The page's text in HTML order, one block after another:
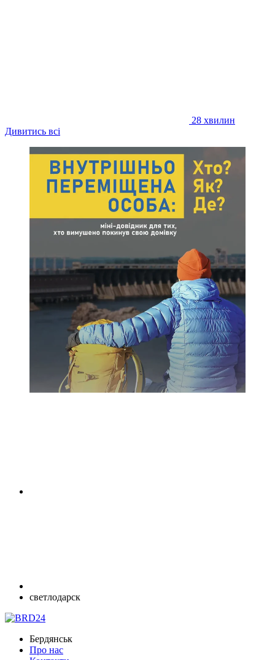
28 хвилин
Дивитись всі
светлодарск
Бердянськ
Про нас